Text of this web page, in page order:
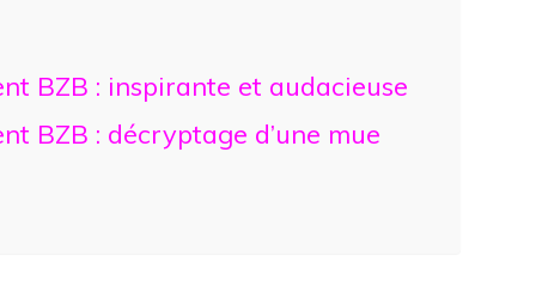
BZB : inspirante et audacieuse
BZB : décryptage d’une mue